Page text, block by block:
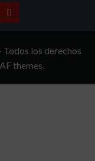
TÉRMINOS
CONDICIONES
los derechos
themes.